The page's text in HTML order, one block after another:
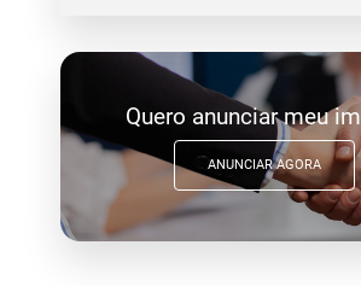
Quero anunciar meu
ANUNCIAR AGORA